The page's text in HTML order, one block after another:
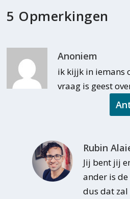
5 Opmerkingen
Anoniem
ik kijjk in iemans
vraag is geest
Rubin
Jij bent jij
ander is
dus dat